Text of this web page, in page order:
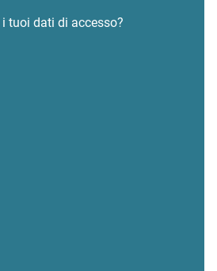
tuoi dati di accesso?